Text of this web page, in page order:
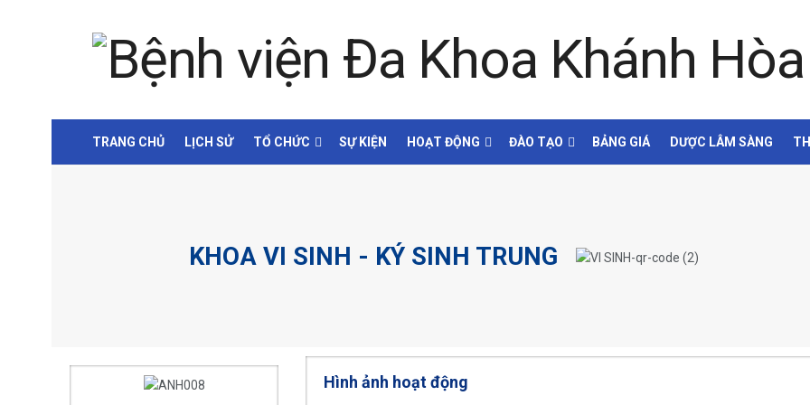
TRANG CHỦ LỊCH SỬ TỔ CHỨC SỰ KIỆN HOẠT ĐỘNG ĐÀO TẠO BẢNG GIÁ DƯỢC LÂM SÀNG
KHOA VI SINH - KÝ SINH TRUNG
Hình ảnh hoạt động